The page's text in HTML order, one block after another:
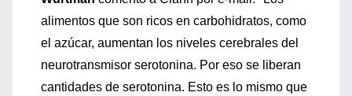
alimentos que son ricos en carbohidratos, como
el azúcar, aumentan los niveles cerebrales del
neurotransmisor serotonina. Por eso se liberan
cantidades de serotonina. Esto es lo mismo que